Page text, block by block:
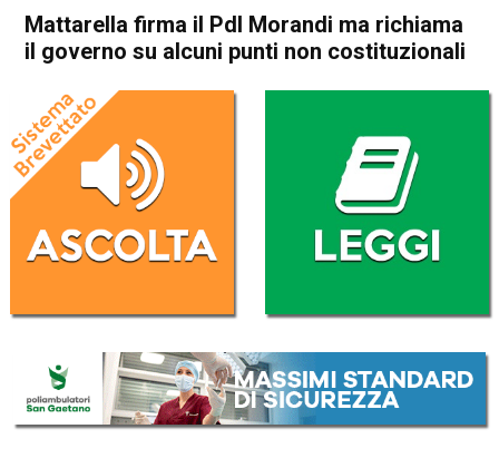
Mattarella firma il Pdl Morandi ma richiama
il governo su alcuni punti non costituzionali
Politica Italia
Politica Italia
Mattarella firma il Pdl
Morandi ma richiama il
governo su alcuni punti non
costituzionali
Da Redazione Nazionale
15 Aprile 2025 (aggiornato il16 Aprile 2025 8:55)